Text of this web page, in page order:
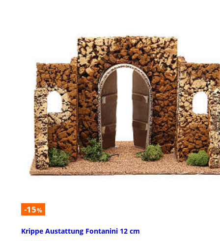
-15%
Krippe Austattung Fontanini 12 cm